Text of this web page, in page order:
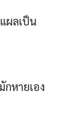
ผลเป็น
หายเอง